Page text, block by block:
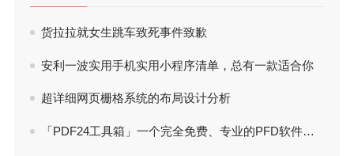
货拉拉就女生跳车致死事件致歉
安利一波实用手机实用小程序清单，总有一款适合你
超详细网页栅格系统的布局设计分析
「PDF24工具箱」一个完全免费、专业的PFD软件，功能非常多